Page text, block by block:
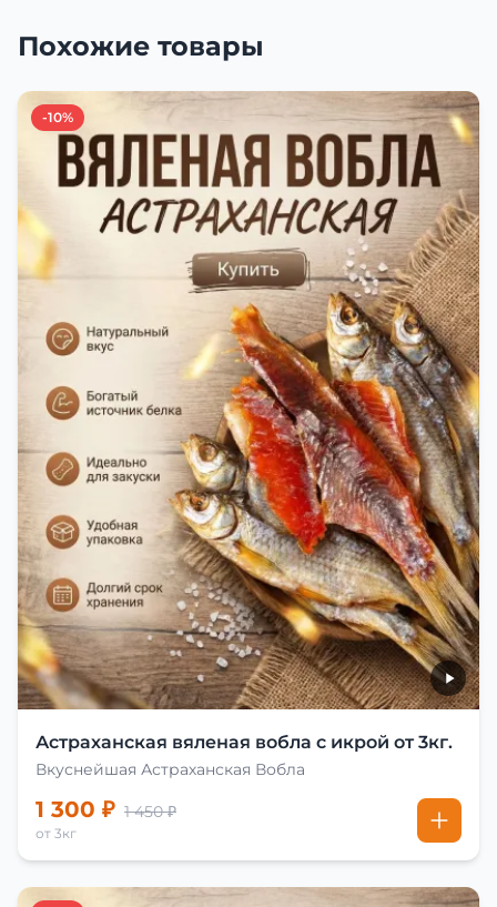
Похожие товары
-10%
Астраханская вяленая вобла с икрой от 3кг.
Вкуснейшая Астраханская Вобла
1 300 ₽ 1 450 ₽
от 3кг